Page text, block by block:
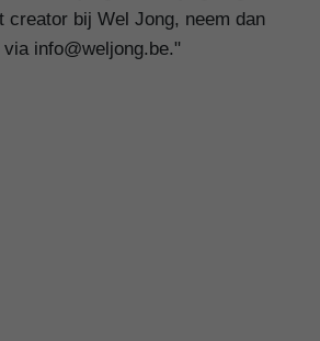
creator bij Wel Jong, neem dan
info@weljong.be."